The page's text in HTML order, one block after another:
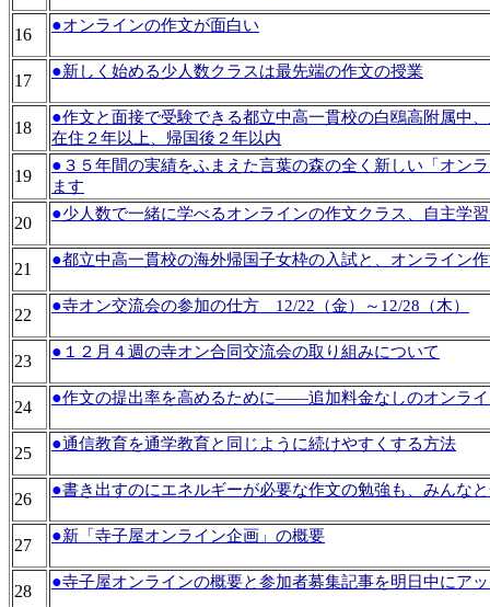
16
●オンラインの作文が面白い
17
●新しく始める少人数クラスは最先端の作文の授業
18
●作文と面接で受験できる都立中高一貫校の白鴎高附属中
在住２年以上、帰国後２年以内
19
● ３５年間の実績をふまえた言葉の森の全く新しい「オン
ます
20
●少人数で一緒に学べるオンラインの作文クラス、自主学
21
●都立中高一貫校の海外帰国子女枠の入試と、オンライン
22
●寺オン交流会の参加の仕方 12/22（金）～12/28（木）
23
● １２月４週の寺オン合同交流会の取り組みについて
24
●作文の提出率を高めるために――追加料金なしのオンラ
25
●通信教育を通学教育と同じように続けやすくする方法
26
●書き出すのにエネルギーが必要な作文の勉強も、みんな
27
●新「寺子屋オンライン企画」の概要
28
●寺子屋オンラインの概要と参加者募集記事を明日中にア